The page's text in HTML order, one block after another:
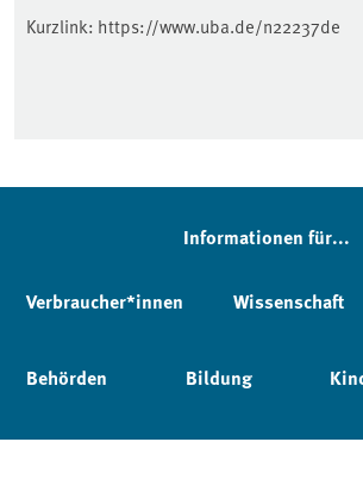
Kurzlink: https://www.uba.de/n22237de
Informationen für...
Verbraucher*innen Wissenschaft
Behörden Bildung